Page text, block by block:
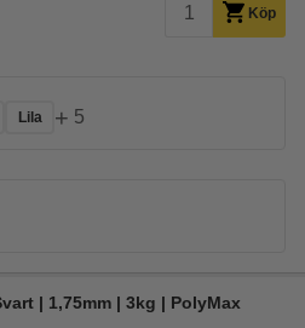
Köp
Lila + 5
| 1,75mm | 3kg | PolyMax